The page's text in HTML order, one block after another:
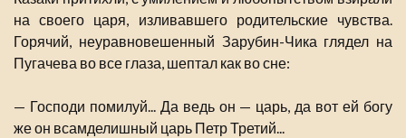
на своего царя, изливавшего родительские чувства.
Горячий, неуравновешенный Зарубин-Чика глядел на
Пугачева во все глаза, шептал как во сне:
— Господи помилуй... Да ведь он — царь, да вот ей богу
же он всамделишный царь Петр Третий...